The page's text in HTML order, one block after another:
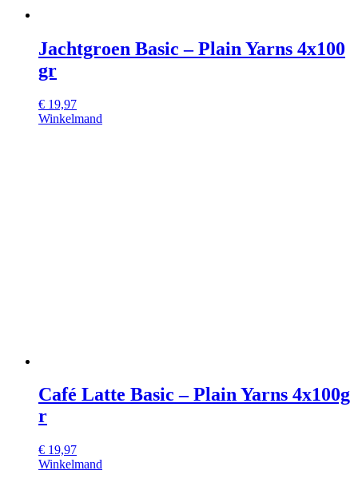
Jachtgroen Basic – Plain Yarns 4x100
gr
€ 19,97
Winkelmand
Café Latte Basic – Plain Yarns 4x100g
r
€ 19,97
Winkelmand